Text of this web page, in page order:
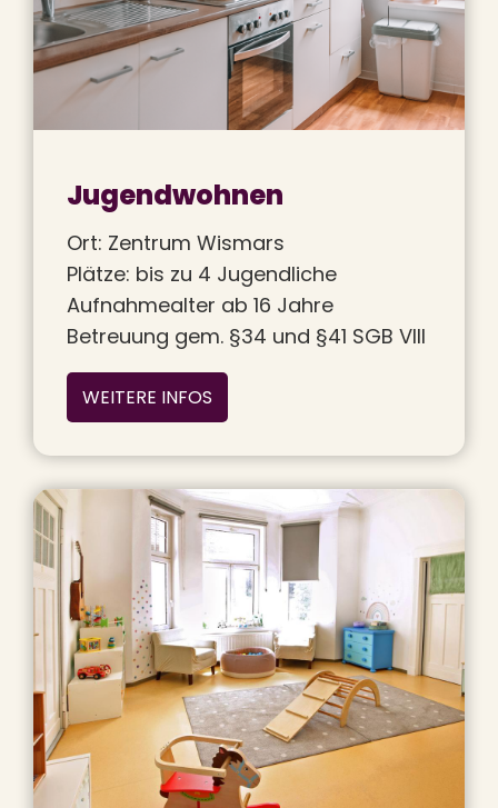
Jugendwohnen
Ort: Zentrum Wismars
Plätze: bis zu 4 Jugendliche
Aufnahmealter ab 16 Jahre
Betreuung gem. §34 und §41 SGB VIII
WEITERE INFOS